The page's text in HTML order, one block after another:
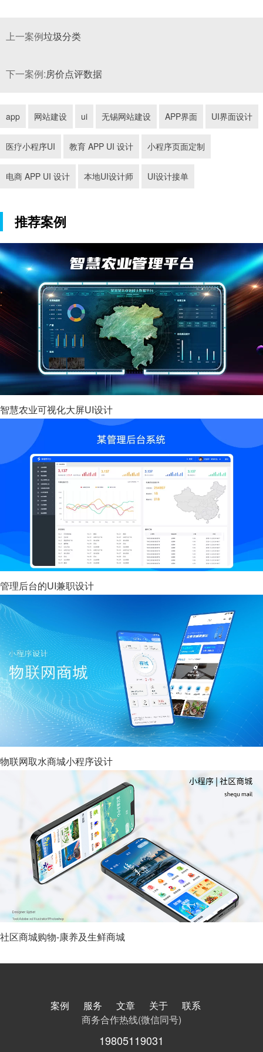
上一案例垃圾分类
下一案例:房价点评数据
app 网站建设 ui 无锡网站建设 APP界面 UI界面设计
医疗小程序UI 教育 APP UI 设计 小程序页面定制
电商 APP UI 设计 本地UI设计师 UI设计接单
推荐案例
智慧农业可视化大屏UI设计
管理后台的UI兼职设计
物联网取水商城小程序设计
社区商城购物-康养及生鲜商城
案例 服务 文章 关于
联系
商务合作热线(微信同号)
19805119031